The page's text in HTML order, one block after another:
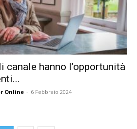
canale hanno l’opportunità
Online - 6 Febbraio 2024